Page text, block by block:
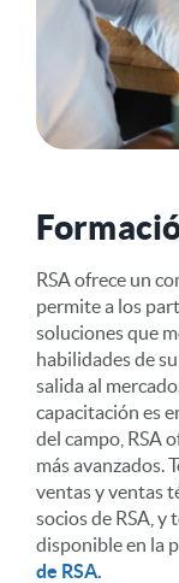
RSA ofrece un
permite a los
soluciones que
habilidades de
salida al
capacitación es
del campo, RSA
más avanzados.
ventas y ventas
socios de RSA, y
disponible en la
de RSA.